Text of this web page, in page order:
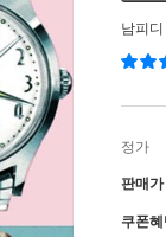
남피디
정가
판매가
쿠폰